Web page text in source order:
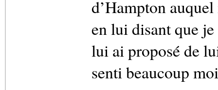
d’Hampton
en lui disant que
lui ai proposé de
senti beaucoup